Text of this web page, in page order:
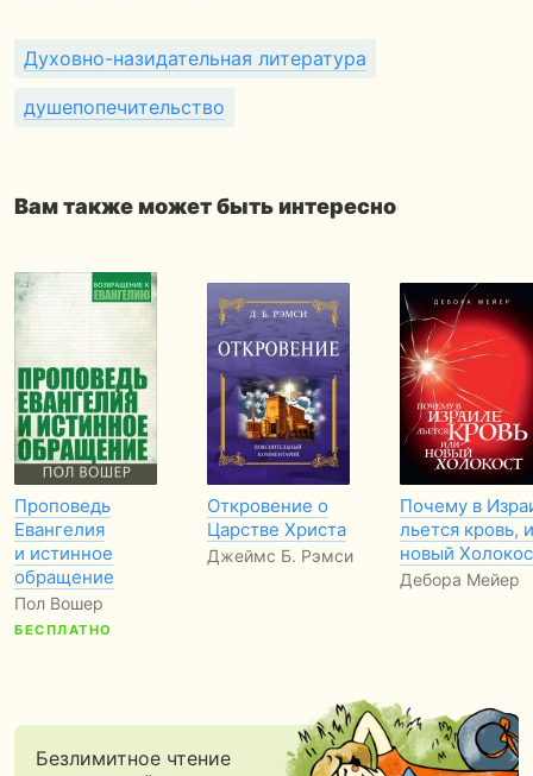
Духовно-назидательная литература
душепопечительство
Вам также может быть интересно
Проповедь
Евангелия
и истинное
обращение
Пол Вошер
БЕСПЛАТНО
Откровение о
Царстве Христа
Джеймс Б. Рэмси
Почему в
льется кровь,
новый
Дебора Мейер
Безлимитное чтение